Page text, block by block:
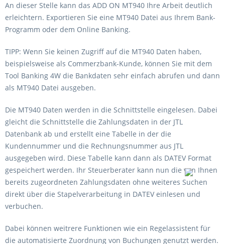
An dieser Stelle kann das ADD ON MT940 Ihre Arbeit deutlich
erleichtern. Exportieren Sie eine MT940 Datei aus Ihrem Bank-
Programm oder dem Online Banking.
TIPP: Wenn Sie keinen Zugriff auf die MT940 Daten haben,
beispielsweise als Commerzbank-Kunde, können Sie mit dem
Tool Banking 4W die Bankdaten sehr einfach abrufen und dann
als MT940 Datei ausgeben.
Die MT940 Daten werden in die Schnittstelle eingelesen. Dabei
gleicht die Schnittstelle die Zahlungsdaten in der JTL
Datenbank ab und erstellt eine Tabelle in der die
Kundennummer und die Rechnungsnummer aus JTL
ausgegeben wird. Diese Tabelle kann dann als DATEV Format
gespeichert werden. Ihr Steuerberater kann nun die von Ihnen
bereits zugeordneten Zahlungsdaten ohne weiteres Suchen
direkt über die Stapelverarbeitung in DATEV einlesen und
verbuchen.
Dabei können weitrere Funktionen wie ein Regelassistent für
die automatisierte Zuordnung von Buchungen genutzt werden.